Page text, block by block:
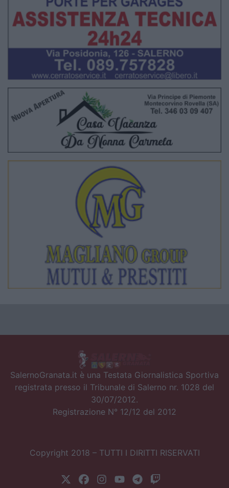
SalernoGranata.it è una Testata Giornalistica Sportiva
registrata presso il Tribunale di Salerno nr. 1028 del
30/07/2012.
Registrazione N° 12/12 del 2012
Copyright 2018 – TUTTI I DIRITTI RISERVATI